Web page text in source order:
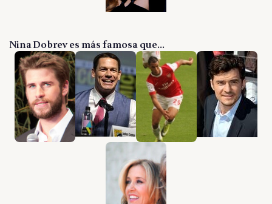
Nina Dobrev es más famosa que...